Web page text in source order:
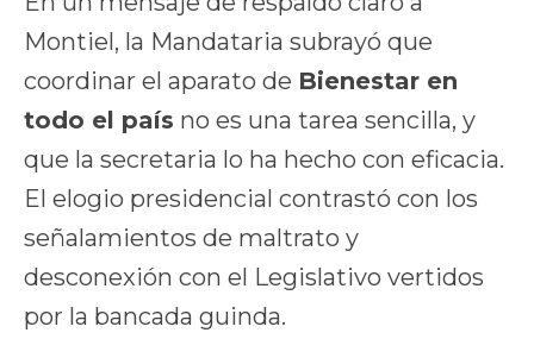
Montiel, la Mandataria subrayó que
coordinar el aparato de Bienestar en
todo el país no es una tarea sencilla, y
que la secretaria lo ha hecho con eficacia.
El elogio presidencial contrastó con los
señalamientos de maltrato y
desconexión con el Legislativo vertidos
por la bancada guinda.